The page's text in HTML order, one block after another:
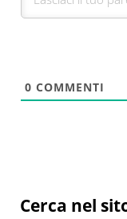
0 COMMENTI
Sidebar
Cerca nel